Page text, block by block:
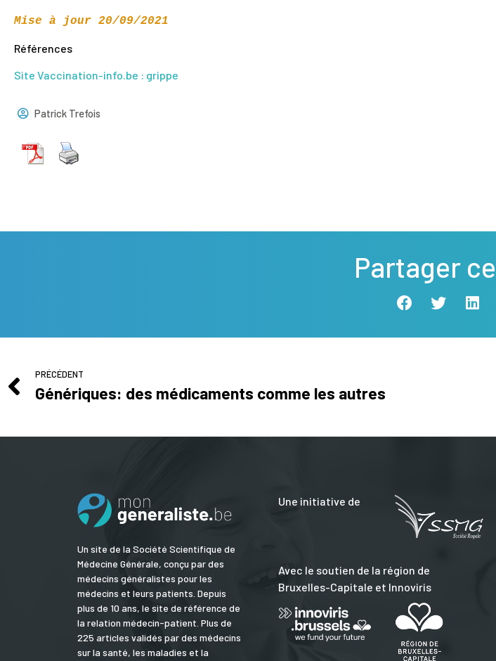
Mise à jour 20/09/2021
Références
Site Vaccination-info.be : grippe
Patrick Trefois
Partager
PRÉCÉDENT
Génériques: des médicaments comme les autres
Un site de la Société Scientifique de
Médecine Générale, conçu par des
médecins généralistes pour les
médecins et leurs patients. Depuis
plus de 10 ans, le site de référence de
la relation médecin-patient. Plus de
225 articles validés par des médecins
sur la santé, les maladies et la
Une initiative de
Avec le soutien de la région de
Bruxelles-Capitale et Innoviris